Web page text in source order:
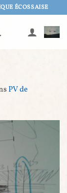
ÉCOSSAISE
PV de